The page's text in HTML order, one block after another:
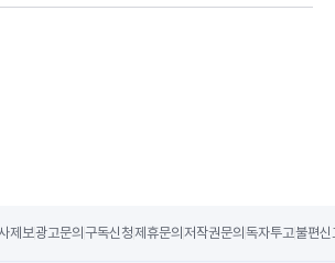
제보광고문의 구독신청제휴문의 저작권문의 독자투고불편신